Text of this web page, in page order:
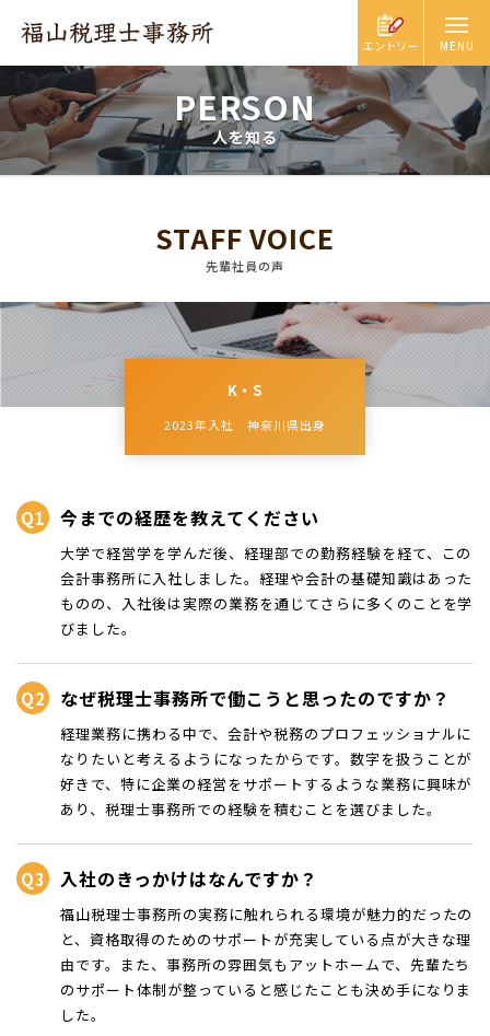
エントリー
PERSON
人を知る
STAFF VOICE
先輩社員の声
K・S
2023年入社 神奈川県出身
今までの経歴を教えてください
大学で経営学を学んだ後、経理部での勤務経験を経て、この
会計事務所に入社しました。経理や会計の基礎知識はあった
ものの、入社後は実際の業務を通じてさらに多くのことを学
びました。
なぜ税理士事務所で働こうと思ったのですか？
経理業務に携わる中で、会計や税務のプロフェッショナルに
なりたいと考えるようになったからです。数字を扱うことが
好きで、特に企業の経営をサポートするような業務に興味が
あり、税理士事務所での経験を積むことを選びました。
入社のきっかけはなんですか？
福山税理士事務所の実務に触れられる環境が魅力的だったの
と、資格取得のためのサポートが充実している点が大きな理
由です。また、事務所の雰囲気もアットホームで、先輩たち
のサポート体制が整っていると感じたことも決め手になりま
した。